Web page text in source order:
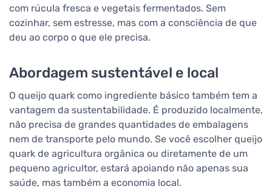
com rúcula fresca e vegetais fermentados. Sem
cozinhar, sem estresse, mas com a consciência de que
deu ao corpo o que ele precisa.
Abordagem sustentável e local
O queijo quark como ingrediente básico também tem a
vantagem da sustentabilidade. É produzido localmente,
não precisa de grandes quantidades de embalagens
nem de transporte pelo mundo. Se você escolher queijo
quark de agricultura orgânica ou diretamente de um
pequeno agricultor, estará apoiando não apenas sua
saúde, mas também a economia local.